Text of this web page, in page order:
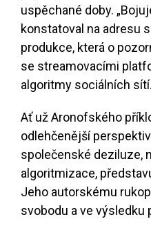
uspěchané doby.
konstatoval na adresu
produkce, která o
se streamovacími
algoritmy sociálních sítí.
Ať už Aronofského
odlehčenější
společenské deziluze,
algoritmizace,
Jeho autorskému
svobodu a ve výsledku